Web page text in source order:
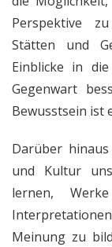
Perspektive
Stätten und
Einblicke in
Gegenwart
Bewusstsein ist
Darüber
und Kultur
lernen,
Meinung zu